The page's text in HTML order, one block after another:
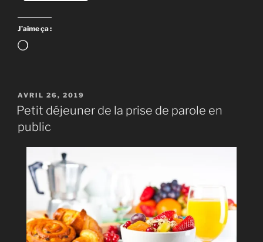
J’aime ça :
Chargement…
PUBLIÉ
LE
AVRIL 26, 2019
Petit déjeuner de la prise de parole en
public